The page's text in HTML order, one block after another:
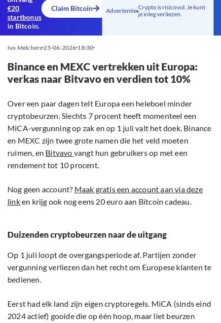
€20
startbonus
in Bitcoin.
Claim Bitcoin Advertentie Crypto is risicovol. Je kunt
je inleg verliezen.
Ivo Melchers 25-06-2026 18:30
Binance en MEXC vertrekken uit Europa:
verkas naar Bitvavo en verdien tot 10%
Over een paar dagen telt Europa een heleboel minder
cryptobeurzen. Slechts 7 procent heeft momenteel een
MiCA-vergunning op zak en op 1 juli valt het doek. Binance
en MEXC zijn twee grote namen die het veld moeten
ruimen, en Bitvavo vangt hun gebruikers op met een
rendement tot 10 procent.
Nog geen account? Maak gratis een account aan via deze
linken krijg ook nog eens 20 euro aan Bitcoin cadeau.
Duizenden cryptobeurzen naar de uitgang
Op 1 juli loopt de overgangsperiode af. Partijen zonder
vergunning verliezen dan het recht om Europese klanten te
bedienen.
Eerst had elk land zijn eigen cryptoregels. MiCA (sinds eind
2024 actief) gooide die op één hoop, maar liet beurzen